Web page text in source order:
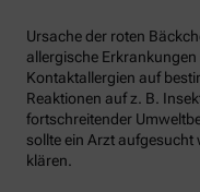
Ursache der roten
allergische
Kontaktallergien auf
Reaktionen auf z. B.
fortschreitender
sollte ein Arzt aufgesucht
klären.